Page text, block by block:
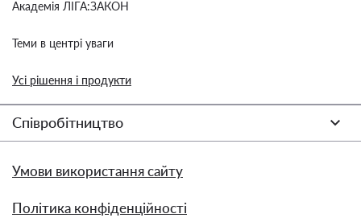
Академія ЛІГА:ЗАКОН
Теми в центрі уваги
Усі рішення і продукти
Співробітництво
Умови використання сайту
Політика конфіденційності